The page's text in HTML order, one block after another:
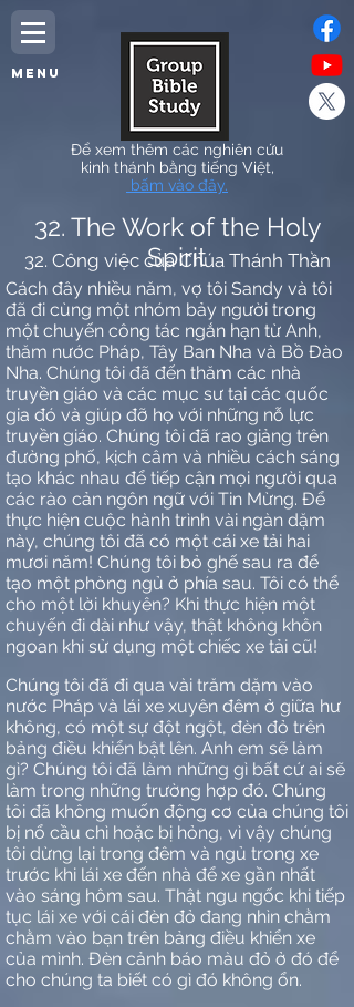
MENU
32. Công việc của Chúa Thánh Thần
Cách đây nhiều năm, vợ tôi Sandy và tôi
đã đi cùng một nhóm bảy người trong
một chuyến công tác ngắn hạn từ Anh,
thăm nước Pháp, Tây Ban Nha và Bồ Đào
Nha. Chúng tôi đã đến thăm các nhà
truyền giáo và các mục sư tại các quốc
gia đó và giúp đỡ họ với những nỗ lực
truyền giáo. Chúng tôi đã rao giảng trên
đường phố, kịch câm và nhiều cách sáng
tạo khác nhau để tiếp cận mọi người qua
các rào cản ngôn ngữ với Tin Mừng. Để
thực hiện cuộc hành trình vài ngàn dặm
này, chúng tôi đã có một cái xe tải hai
mươi năm! Chúng tôi bỏ ghế sau ra để
tạo một phòng ngủ ở phía sau. Tôi có thể
cho một lời khuyên? Khi thực hiện một
chuyến đi dài như vậy, thật không khôn
ngoan khi sử dụng một chiếc xe tải cũ!
Chúng tôi đã đi qua vài trăm dặm vào
nước Pháp và lái xe xuyên đêm ở giữa hư
không, có một sự đột ngột, đèn đỏ trên
bảng điều khiển bật lên. Anh em sẽ làm
gì? Chúng tôi đã làm những gì bất cứ ai sẽ
làm trong những trường hợp đó. Chúng
tôi đã không muốn động cơ của chúng tôi
bị nổ cầu chì hoặc bị hỏng, vì vậy chúng
tôi dừng lại trong đêm và ngủ trong xe
trước khi lái xe đến nhà để xe gần nhất
vào sáng hôm sau. Thật ngu ngốc khi tiếp
tục lái xe với cái đèn đỏ đang nhìn chằm
chằm vào bạn trên bảng điều khiển xe
của mình. Đèn cảnh báo màu đỏ ở đó để
cho chúng ta biết có gì đó không ổn.
Để xem thêm các nghiên cứu
kinh thánh bằng tiếng Việt,
bấm vào đây.
32. The Work of the Holy
Spirit